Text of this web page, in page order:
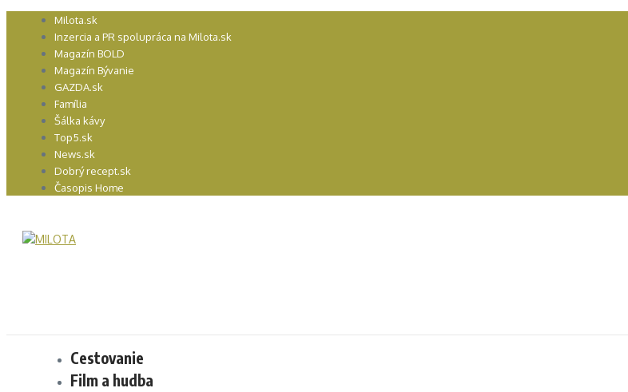
Preskočiť Milota.sk
Inzercia a PR spolupráca na Milota.sk
Magazín BOLD
Magazín Bývanie
GAZDA.sk
Família
Šálka kávy
Top5.sk
News.sk
Dobrý recept.sk
Časopis Home
Cestovanie
Film a hudba